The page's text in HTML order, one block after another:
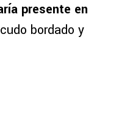
presente en
bordado y